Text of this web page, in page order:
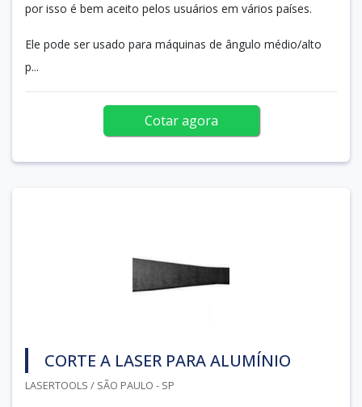
por isso é bem aceito pelos usuários em vários países.
Ele pode ser usado para máquinas de ângulo médio/alto
p...
Cotar agora
CORTE A LASER PARA ALUMÍNIO
LASERTOOLS / SÃO PAULO - SP